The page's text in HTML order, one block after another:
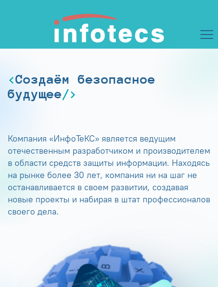
Создаём безопасное
будущее
Компания «ИнфоТеКС» является ведущим
отечественным разработчиком и производителем
в области средств защиты информации. Находясь
на рынке более 30 лет, компания ни на шаг не
останавливается в своем развитии, создавая
новые проекты и набирая в штат профессионалов
своего дела.